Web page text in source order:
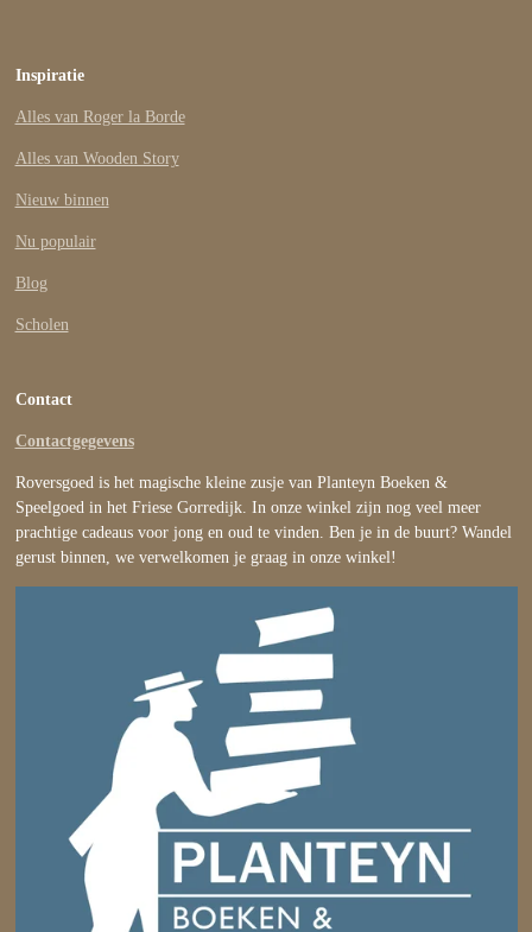
Inspiratie
Alles van Roger la Borde
Alles van Wooden Story
Nieuw binnen
Nu populair
Blog
Scholen
Contact
Contactgegevens
Roversgoed is het magische kleine zusje van Planteyn Boeken &
Speelgoed in het Friese Gorredijk. In onze winkel zijn nog veel meer
prachtige cadeaus voor jong en oud te vinden. Ben je in de buurt? Wandel
gerust binnen, we verwelkomen je graag in onze winkel!